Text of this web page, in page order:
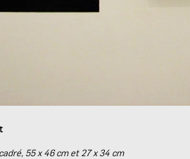
55 x 46 cm et 27 x 34 cm